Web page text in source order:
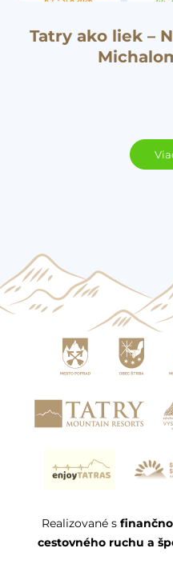
Tatry ako liek –
Realizované s
cestovného ruchu a